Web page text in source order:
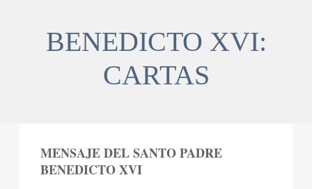
BENEDICTO XVI:
CARTAS
MENSAJE DEL SANTO PADRE
BENEDICTO XVI